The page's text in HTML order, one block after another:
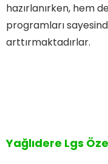
hazırlanırken, hem
programları
arttırmaktadırlar.
Yağlıdere Lgs